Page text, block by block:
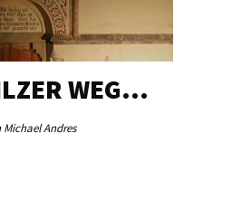
WEG…
Michael Andres